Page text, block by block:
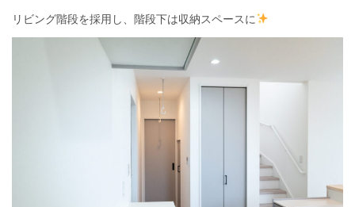
リビング階段を採用し、階段下は収納スペースに